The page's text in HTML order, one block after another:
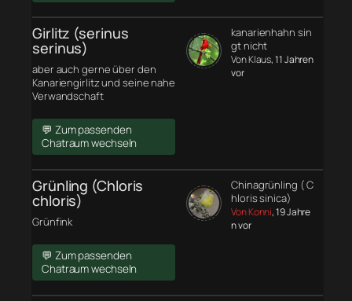
Girlitz (serinus
serinus)
aber auch gerne über den
Kanariengirlitz und seine nahe
Verwandschaft
💬 Zum passenden
Chatraum wechseln
kanarienhahn sin
gt nicht
Von Klaus, 11 Jahren
vor
Grünling (Chloris
chloris)
Grünfink
💬 Zum passenden
Chatraum wechseln
Chinagrünling ( C
hloris sinica)
Von Konni, 19 Jahre
n vor